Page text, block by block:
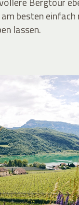
besten
lassen.